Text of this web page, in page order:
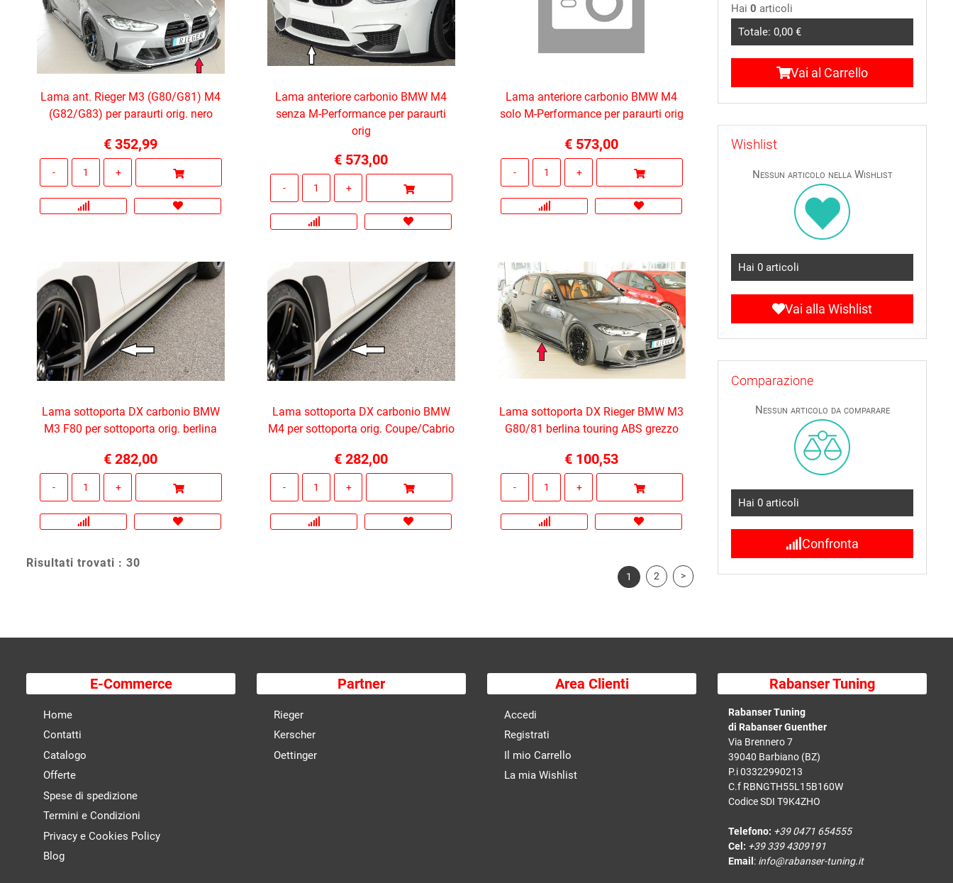
Lama ant. Rieger M3 (G80/G81) M4
(G82/G83) per paraurti orig. nero
€ 352,99
Lama anteriore carbonio BMW M4
senza M-Performance per paraurti
orig
€ 573,00
Lama anteriore carbonio BMW M4
solo M-Performance per paraurti orig
€ 573,00
Lama sottoporta DX carbonio BMW
M3 F80 per sottoporta orig. berlina
€ 282,00
Lama sottoporta DX carbonio BMW
M4 per sottoporta orig. Coupe/Cabrio
€ 282,00
Lama sottoporta DX Rieger BMW M3
G80/81 berlina touring ABS grezzo
€ 100,53
Risultati trovati : 30
1 2 >
Hai 0 articoli
Totale: 0,00 €
Vai al Carrello
Wishlist
Nessun articolo nella Wishlist
Hai 0 articoli
Vai alla Wishlist
Comparazione
Nessun articolo da comparare
Hai 0 articoli
Confronta
E-Commerce
Home
Contatti
Catalogo
Offerte
Spese di spedizione
Termini e Condizioni
Privacy e Cookies Policy
Blog
Partner
Rieger
Kerscher
Oettinger
Area Clienti
Accedi
Registrati
Il mio Carrello
La mia Wishlist
Rabanser Tuning
Rabanser Tuning
di Rabanser Guenther
Via Brennero 7
39040 Barbiano (BZ)
P.i 03322990213
C.f RBNGTH55L15B160W
Codice SDI T9K4ZHO
Telefono: +39 0471 654555
Cel: +39 339 4309191
Email: info@rabanser-tuning.it